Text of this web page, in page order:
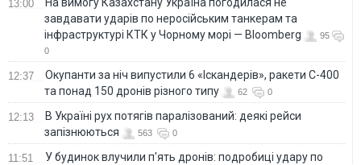
13:00
завдавати ударів по неросійським танкерам та
інфраструктурі КТК у Чорному морі — Bloomberg
95
0
12:37
Окупанти за ніч випустили 6 «Іскандерів», ракети С-400
та понад 150 дронів різного типу
62 0
12:13
В Україні рух потягів паралізований: деякі рейси
запізнюються
563 0
11:51
У будинок влучили п'ять дронів: подробиці удару по